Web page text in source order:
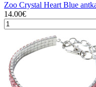
Zoo Crystal Heart Blue
14.00€